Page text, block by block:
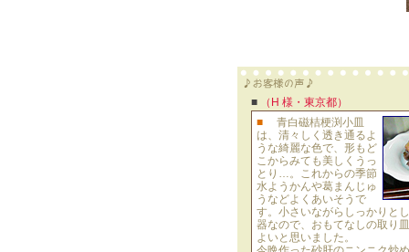
■
（H 様・東京都）
■
青白磁桔梗渕小皿
は、清々しく透き通るよ
うな綺麗な色で、形もど
こからみても美しくうっ
とり…。これからの季節
水ようかんや葛まんじゅ
うなどよくあいそうで
す。小さいながらしっかりと
器なので、おもてなしの取り
よいと思いました。